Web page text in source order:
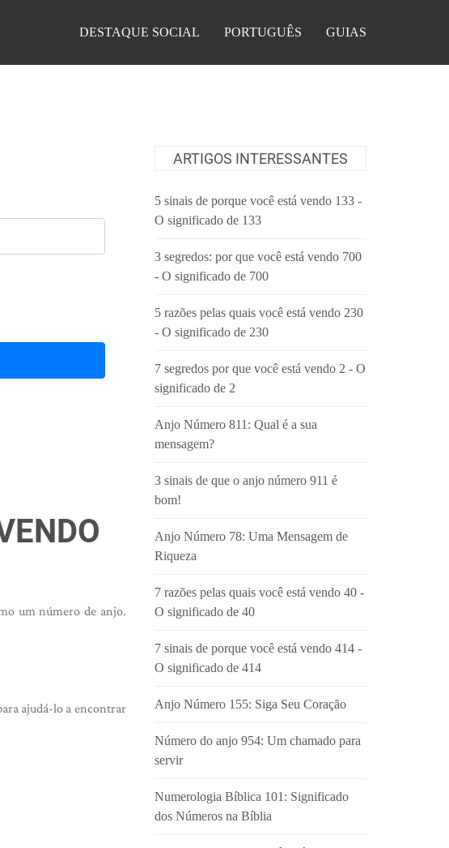
DESTAQUE SOCIAL PORTUGUÊS GUIAS
um número de anjo.
ajudá-lo a encontrar
ARTIGOS INTERESSANTES
5 sinais de porque você está vendo 133 -
O significado de 133
3 segredos: por que você está vendo 700
- O significado de 700
5 razões pelas quais você está vendo 230
- O significado de 230
7 segredos por que você está vendo 2 - O
significado de 2
Anjo Número 811: Qual é a sua
mensagem?
3 sinais de que o anjo número 911 é
bom!
Anjo Número 78: Uma Mensagem de
Riqueza
7 razões pelas quais você está vendo 40 -
O significado de 40
7 sinais de porque você está vendo 414 -
O significado de 414
Anjo Número 155: Siga Seu Coração
Número do anjo 954: Um chamado para
servir
Numerologia Bíblica 101: Significado
dos Números na Bíblia